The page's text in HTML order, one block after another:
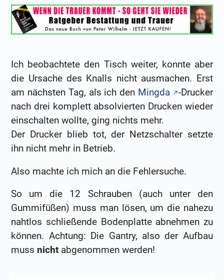
Ich beobachtete den Tisch weiter, konnte aber
die Ursache des Knalls nicht ausmachen. Erst
am nächsten Tag, als ich den Mingda
-Drucker
nach drei komplett absolvierten Drucken wieder
einschalten wollte, ging nichts mehr.
Der Drucker blieb tot, der Netzschalter setzte
ihn nicht mehr in Betrieb.
Also machte ich mich an die Fehlersuche.
So um die 12 Schrauben (auch unter den
Gummifüßen) muss man lösen, um die nahezu
nahtlos schließende Bodenplatte abnehmen zu
können. Achtung: Die Gantry, also der Aufbau
muss nicht abgenommen werden!